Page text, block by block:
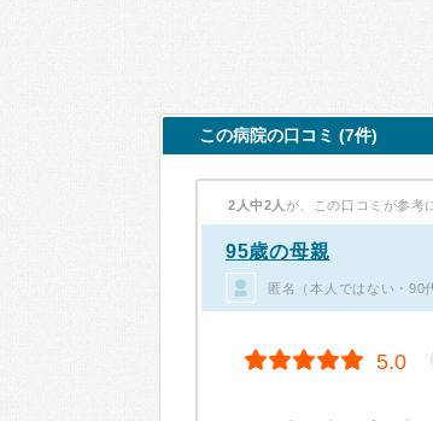
この病院の口コミ (7件)
2人中2人 が、この口コミが参考
95歳の母親
匿名（本人ではない・90
5.0